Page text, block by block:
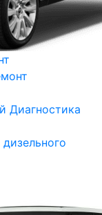
Диагностика